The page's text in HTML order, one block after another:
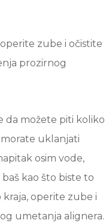
zube i očistite
prozirnog
da možete piti koliko
uklanjati
osim vode,
kao što biste to
operite zube i
umetanja alignera.